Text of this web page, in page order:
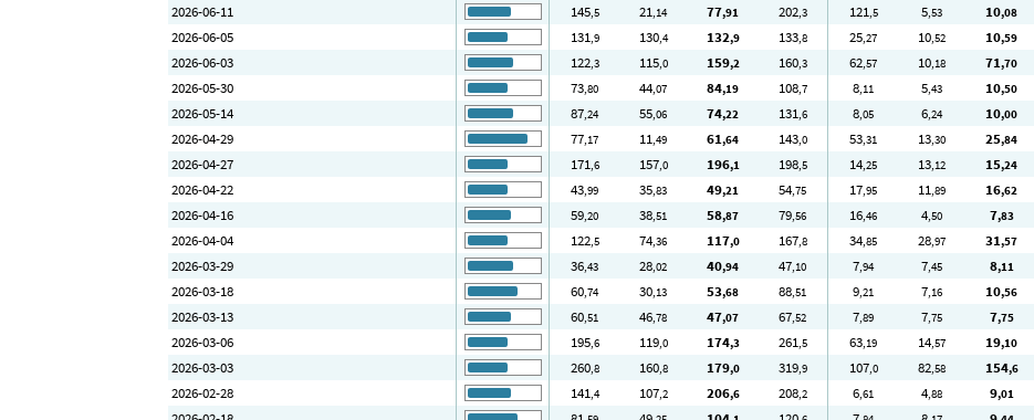
2026-06-11
145,5 21,14 77,91 202,3 121,5 5,53 10,08
2026-06-05
131,9 130,4 132,9 133,8 25,27 10,52 10,59
2026-06-03
122,3 115,0 159,2 160,3 62,57 10,18 71,70
2026-05-30
73,80 44,07 84,19 108,7 8,11 5,43 10,50
2026-05-14
87,24 55,06 74,22 131,6 8,05 6,24 10,00
2026-04-29
77,17 11,49 61,64 143,0 53,31 13,30 25,84
2026-04-27
171,6 157,0 196,1 198,5 14,25 13,12 15,24
2026-04-22
43,99 35,83 49,21 54,75 17,95 11,89 16,62
2026-04-16
59,20 38,51 58,87 79,56 16,46 4,50 7,83
2026-04-04
122,5 74,36 117,0 167,8 34,85 28,97 31,57
2026-03-29
36,43 28,02 40,94 47,10 7,94 7,45 8,11
2026-03-18
60,74 30,13 53,68 88,51 9,21 7,16 10,56
2026-03-13
60,51 46,78 47,07 67,52 7,89 7,75 7,75
2026-03-06
195,6 119,0 174,3 261,5 63,19 14,57 19,10
2026-03-03
260,8 160,8 179,0 319,9 107,0 82,58 154,6
2026-02-28
141,4 107,2 206,6 208,2 6,61 4,88 9,01